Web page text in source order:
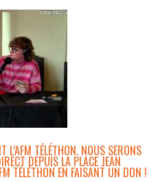
TÉLÉTHON. NOUS SERONS
DEPUIS LA PLACE JEAN
TÉLÉTHON EN FAISANT UN DON !